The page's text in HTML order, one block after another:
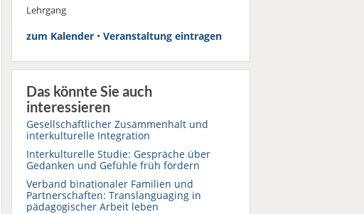
Lehrgang
zum Kalender• Veranstaltung eintragen
Das könnte Sie auch
interessieren
Gesellschaftlicher Zusammenhalt und
interkulturelle Integration
Interkulturelle Studie: Gespräche über
Gedanken und Gefühle früh fördern
Verband binationaler Familien und
Partnerschaften: Translanguaging in
pädagogischer Arbeit leben